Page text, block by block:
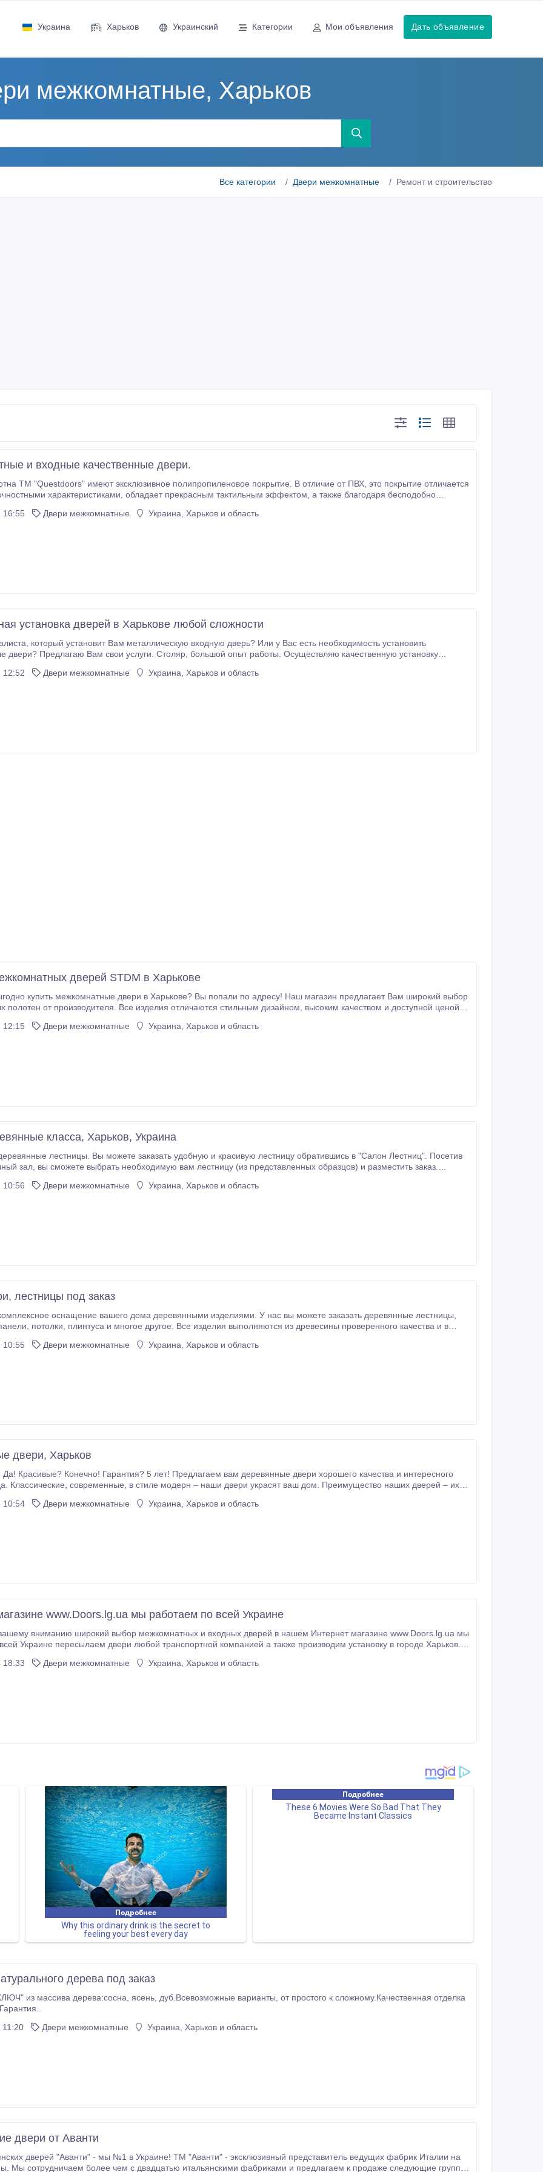
Украина Харьков Украинский Категории Мои объявления Дать объявление
межкомнатные, Харьков
Все категории Двери межкомнатные Ремонт и строительство
и входные качественные двери.
ТМ "Questdoors" имеют эксклюзивное полипропиленовое покрытие. В отличие от ПВХ, это покрытие отличается
обладает прекрасным тактильным эффектом, а также благодаря бесподобно
16:55
Двери межкомнатные Украина, Харьков и область
установка дверей в Харькове любой сложности
есть необходимость установить
Вам свои услуги. Столяр, большой опыт работы. Осуществляю качественную установку
12:52
Двери межкомнатные Украина, Харьков и область
дверей STDM в Харькове
от производителя. Все изделия отличаются стильным дизайном, высоким качеством и доступной ценой.
пленками Renolit или облицовка экошпоном.
12:15 Двери межкомнатные Украина, Харьков и область
класса, Харьков, Украина
лестницы. Вы можете заказать удобную и красивую лестницу обратившись в "Салон Лестниц". Посетив
образцов) и разместить заказ.
дом.
10:56 Двери межкомнатные Украина, Харьков и область
лестницы под заказ
оснащение вашего дома деревянными изделиями. У нас вы можете заказать деревянные лестницы,
10:55
Двери межкомнатные Украина, Харьков и область
двери, Харьков
Гарантия? 5 лет! Предлагаем вам деревянные двери хорошего качества и интересного
– наши двери украсят ваш дом. Преимущество наших дверей – их
10:54
Двери межкомнатные Украина, Харьков и область
www.Doors.lg.ua мы работаем по всей Украине
широкий выбор межкомнатных и входных дверей в нашем Интернет магазине www.Doors.lg.ua мы
Украине пересылаем двери любой транспортной компанией а также производим установку в городе Харьков.
18:33
Двери межкомнатные Украина, Харьков и область
дерева под заказ
из массива дерева:сосна, ясень, дуб.Всевозможные варианты, от простого к сложному.Качественная отделка
11:20
Двери межкомнатные Украина, Харьков и область
двери от Аванти
дверей "Аванти" - мы №1 в Украине! ТМ "Аванти" - эксклюзивный представитель ведущих фабрик Италии на
Мы сотрудничаем более чем с двадцатью итальянскими фабриками и предлагаем к продаже следующие группы